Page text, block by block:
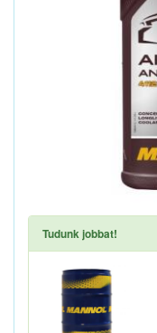
Tudunk jobbat!